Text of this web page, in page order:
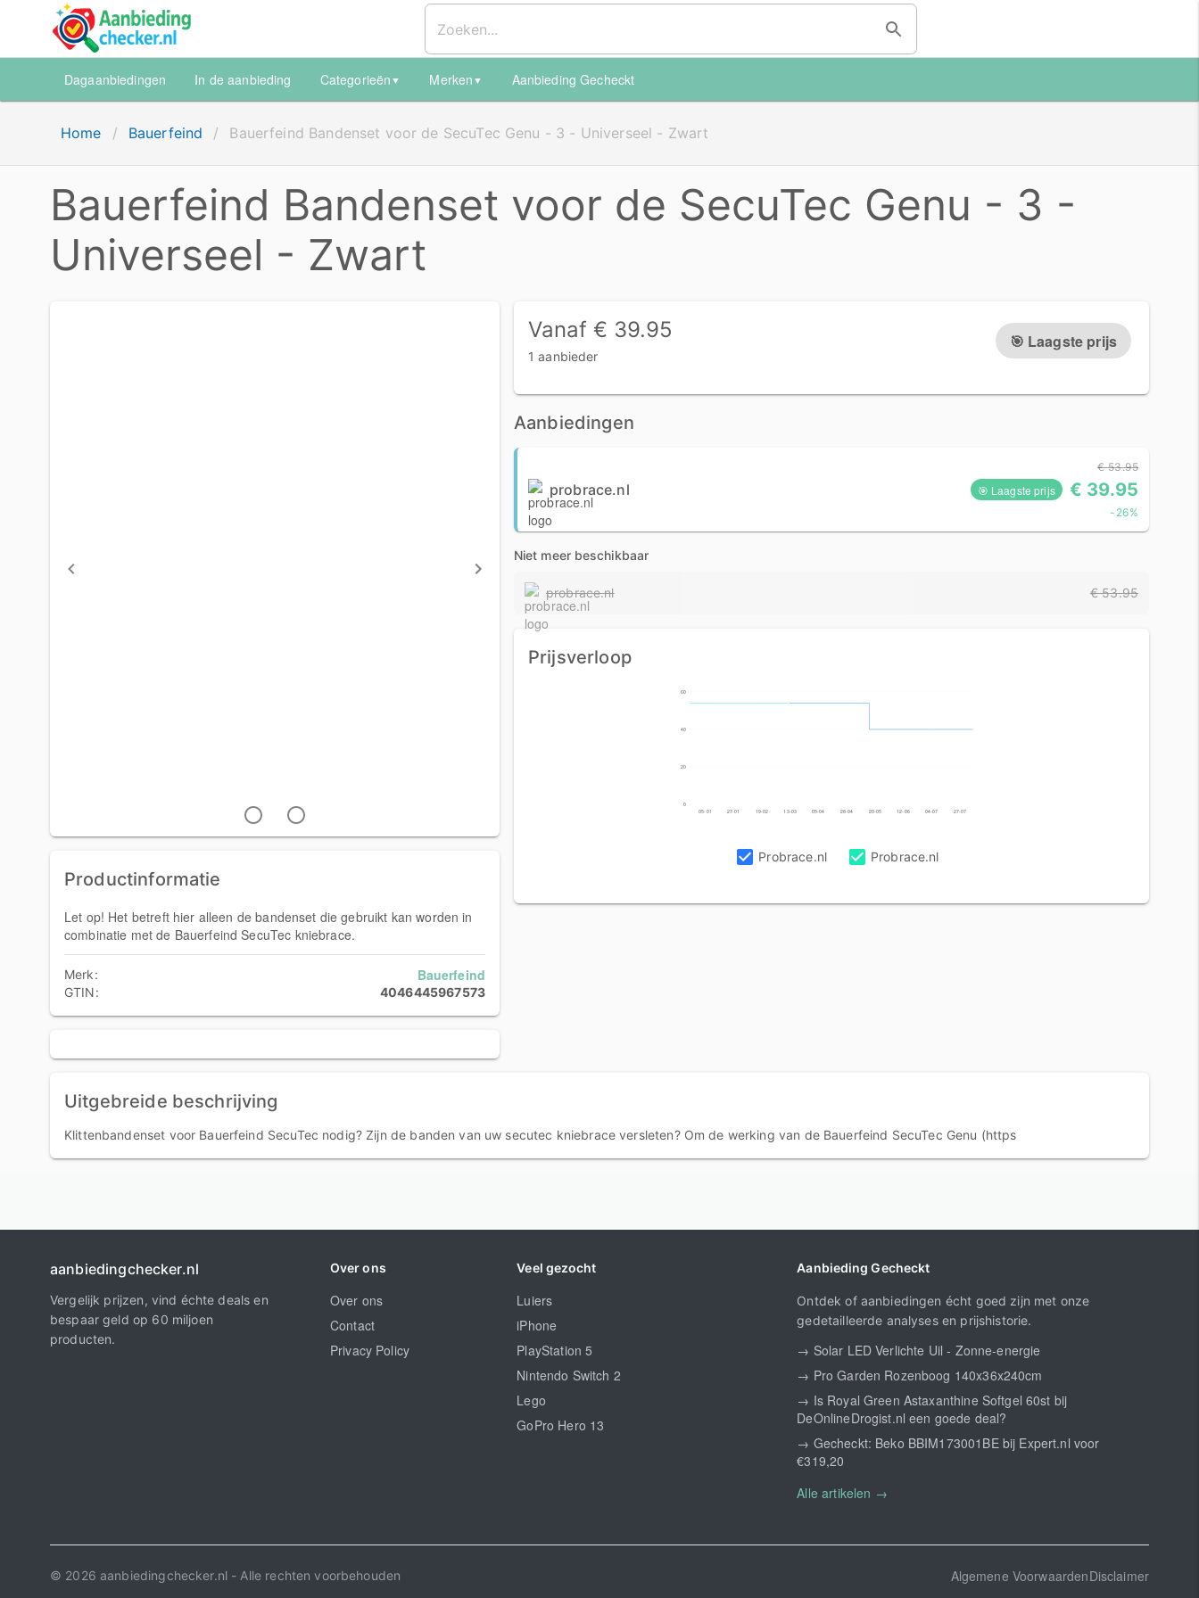
Dagaanbiedingen In de aanbieding Categorieën▼ Merken▼ Aanbieding Gecheckt
Home / Bauerfeind / Bauerfeind Bandenset voor de SecuTec Genu - 3 - Universeel - Zwart
Bauerfeind Bandenset voor de SecuTec Genu - 3 -
Universeel - Zwart
Productinformatie
Let op! Het betreft hier alleen de bandenset die gebruikt kan worden in
combinatie met de Bauerfeind SecuTec kniebrace.
Merk: Bauerfeind
GTIN: 4046445967573
Vanaf € 39.95
1 aanbieder
🎯 Laagste prijs
Aanbiedingen
probrace.nl 🎯 Laagste prijs
€ 53.95
€ 39.95
-26%
Niet meer beschikbaar
probrace.nl € 53.95
Prijsverloop
0
20
40
60
05-01 27-01 19-02 13-03 05-04 28-04 20-05 12-06 04-07 27-07
Probrace.nl Probrace.nl
Uitgebreide beschrijving
Klittenbandenset voor Bauerfeind SecuTec nodig? Zijn de banden van uw secutec kniebrace versleten? Om de werking van de Bauerfeind SecuTec Genu (https
aanbiedingchecker.nl
Vergelijk prijzen, vind échte deals en
bespaar geld op 60 miljoen
producten.
Over ons
Over ons
Contact
Privacy Policy
Veel gezocht
Luiers
iPhone
PlayStation 5
Nintendo Switch 2
Lego
GoPro Hero 13
Aanbieding Gecheckt
Ontdek of aanbiedingen écht goed zijn met onze
gedetailleerde analyses en prijshistorie.
→ Solar LED Verlichte Uil - Zonne-energie
→ Pro Garden Rozenboog 140x36x240cm
→ Is Royal Green Astaxanthine Softgel 60st bij
DeOnlineDrogist.nl een goede deal?
→ Gecheckt: Beko BBIM173001BE bij Expert.nl voor
€319,20
Alle artikelen →
© 2026 aanbiedingchecker.nl - Alle rechten voorbehouden Algemene VoorwaardenDisclaimer